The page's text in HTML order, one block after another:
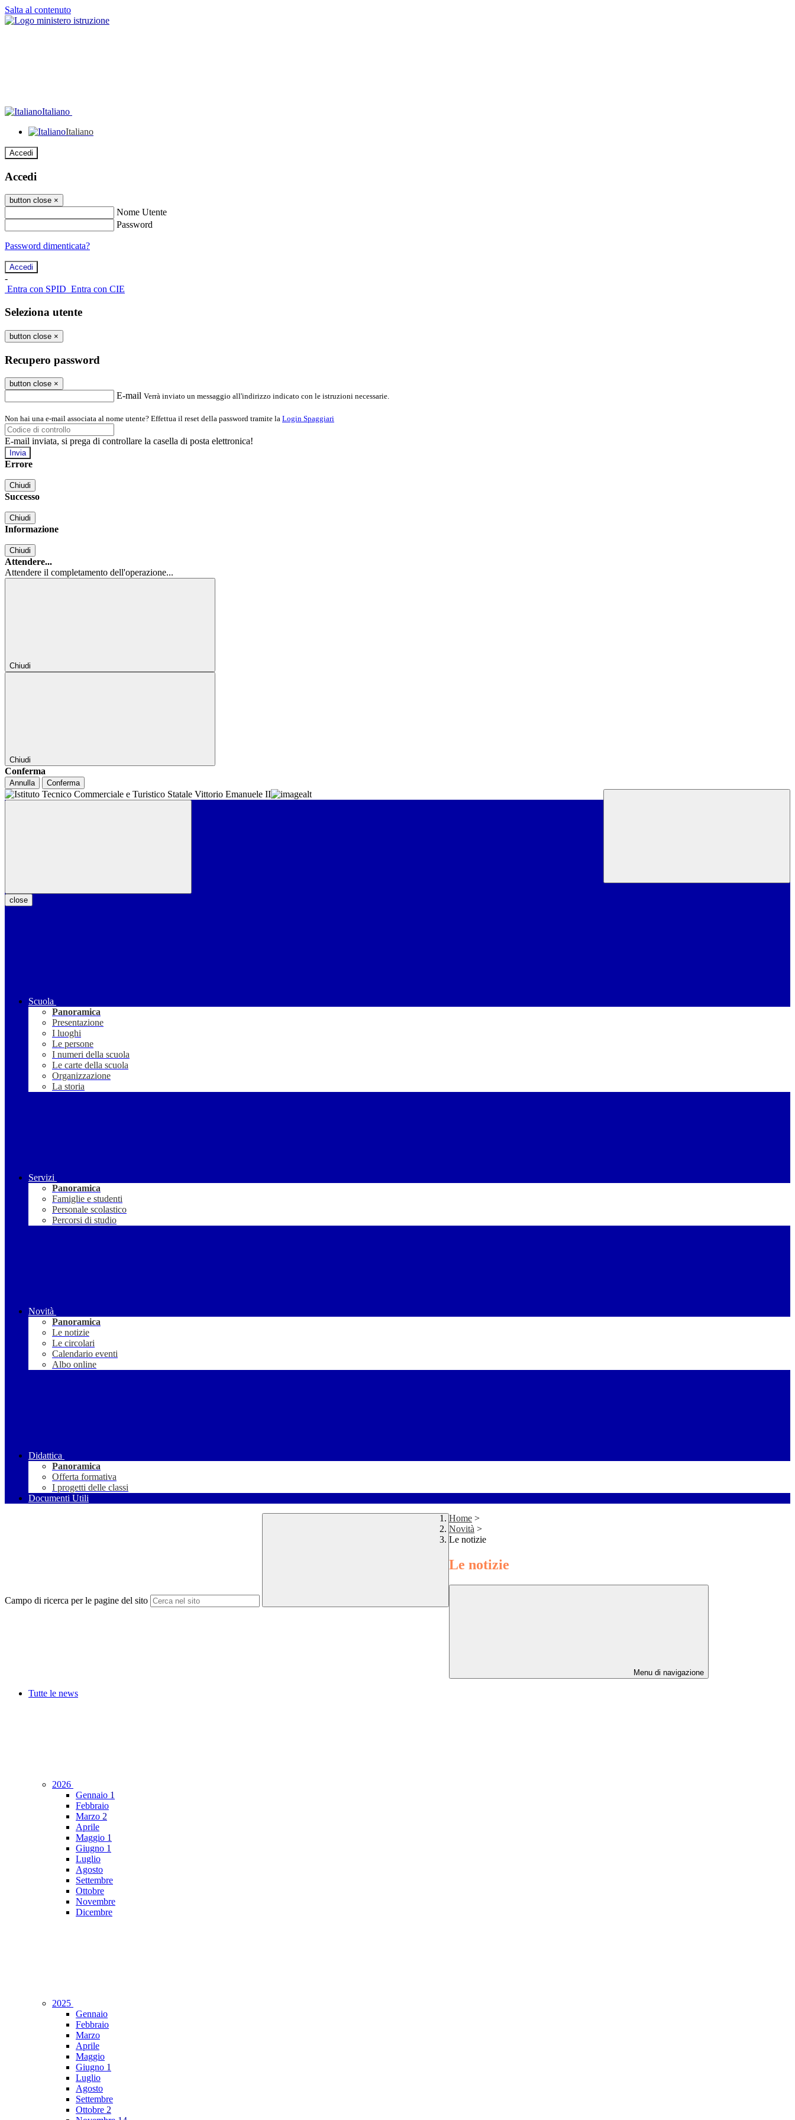
Salta al contenuto
Italiano
Italiano
Accedi
Accedi
button close ×
Nome Utente
Password
Password dimenticata?
-
Entra con SPID Entra con CIE
Seleziona utente
button close ×
Recupero password
button close ×
E-mail Verrà inviato un messaggio all'indirizzo indicato con le istruzioni necessarie.
Non hai una e-mail associata al nome utente? Effettua il reset della password tramite la Login Spaggiari
E-mail inviata, si prega di controllare la casella di posta elettronica!
Errore
Chiudi
Successo
Chiudi
Informazione
Chiudi
Attendere...
Attendere il completamento dell'operazione...
Chiudi
Chiudi
Conferma
Annulla Conferma
close
Scuola
Panoramica
Presentazione
I luoghi
Le persone
I numeri della scuola
Le carte della scuola
Organizzazione
La storia
Servizi
Panoramica
Famiglie e studenti
Personale scolastico
Percorsi di studio
Novità
Panoramica
Le notizie
Le circolari
Calendario eventi
Albo online
Didattica
Panoramica
Offerta formativa
I progetti delle classi
Documenti Utili
Campo di ricerca per le pagine del sito
Home >
Novità >
Le notizie
Le notizie
Menu di navigazione
Tutte le news
2026
Gennaio 1
Febbraio
Marzo 2
Aprile
Maggio 1
Giugno 1
Luglio
Agosto
Settembre
Ottobre
Novembre
Dicembre
2025
Gennaio
Febbraio
Marzo
Aprile
Maggio
Giugno 1
Luglio
Agosto
Settembre
Ottobre 2